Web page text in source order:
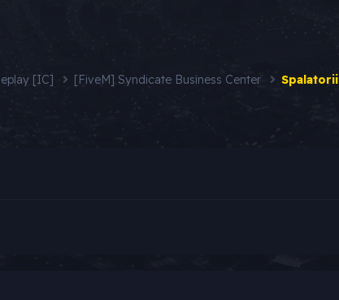
[IC] [FiveM] Syndicate Business Center Spalatorii